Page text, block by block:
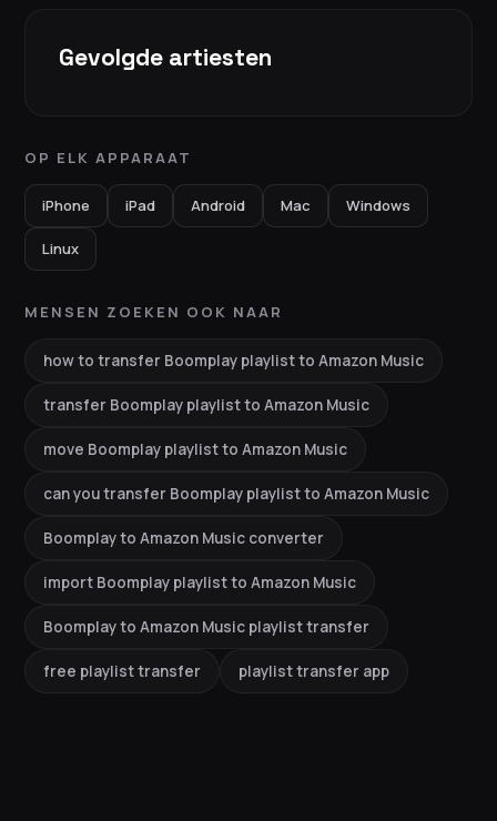
Gevolgde artiesten
OP ELK APPARAAT
iPhone iPad Android Mac Windows
Linux
MENSEN ZOEKEN OOK NAAR
how to transfer Boomplay playlist to Amazon Music
transfer Boomplay playlist to Amazon Music
move Boomplay playlist to Amazon Music
can you transfer Boomplay playlist to Amazon Music
Boomplay to Amazon Music converter
import Boomplay playlist to Amazon Music
Boomplay to Amazon Music playlist transfer
free playlist transfer playlist transfer app